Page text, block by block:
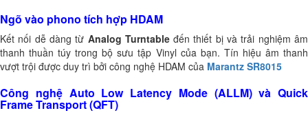
Ngõ vào phono tích hợp HDAM
Kết nối dễ dàng từ Analog Turntableđến thiết bị và trải nghiệm âm
thanh thuần túy trong bộ sưu tập Vinyl của bạn. Tín hiệu âm thanh
vượt trội được duy trì bởi công nghệ HDAM của Marantz SR8015
Công nghệ Auto Low Latency Mode (ALLM) và Quick
Frame Transport (QFT)